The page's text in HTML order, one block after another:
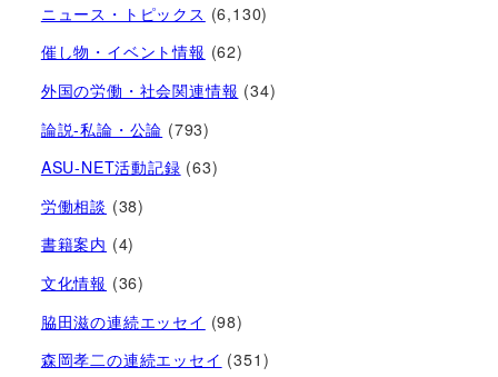
ニュース・トピックス (6,130)
催し物・イベント情報 (62)
外国の労働・社会関連情報 (34)
論説-私論・公論 (793)
ASU-NET活動記録 (63)
労働相談 (38)
書籍案内 (4)
文化情報 (36)
脇田滋の連続エッセイ (98)
森岡孝二の連続エッセイ (351)